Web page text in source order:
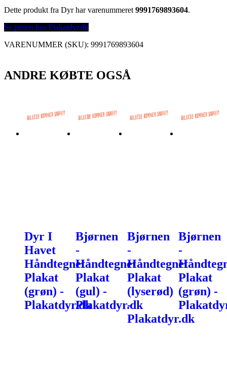
Dette produkt fra Dyr har varenummeret 9991769893604.
Se prisen hos Plakatdyr.dk
VARENUMMER (SKU): 9991769893604
ANDRE KØBTE OGSÅ
Dyr I
Havet
Håndtegnet
Plakat
(grøn) -
Plakatdyr.dk
Bjørnen
-
Håndtegnet
Plakat
(gul) -
Plakatdyr.dk
Bjørnen
-
Håndtegnet
Plakat
(lyserød)
-
Plakatdyr.dk
Bjørnen
-
Plakat
(grøn) -